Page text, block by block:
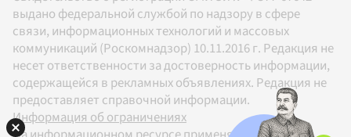
выдано федеральной службой по надзору в сфере
связи, информационных технологий и массовых
коммуникаций (Роскомнадзор) 10.11.2016 г. Редакция не
несет ответственности за достоверность информации,
содержащейся в рекламных объявлениях. Редакция не
предоставляет справочной информации.
Информация об ограничениях